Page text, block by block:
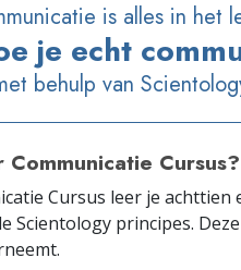
is alles in het
je echt
behulp van
Cursus?
Cursus leer je achttien
Scientology principes.